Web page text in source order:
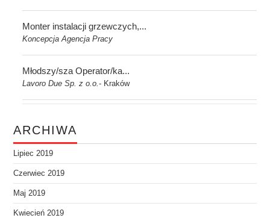
Monter instalacji grzewczych,...
Koncepcja Agencja Pracy
Młodszy/sza Operator/ka...
Lavoro Due Sp. z o.o.- Kraków
ARCHIWA
Lipiec 2019
Czerwiec 2019
Maj 2019
Kwiecień 2019